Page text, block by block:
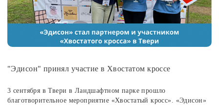
"Эдисон" принял участие в Хвостатом кроссе
3 сентября в Твери в Ландшафтном парке прошло
благотворительное мероприятие «Хвостатый кросс». «Эдисон»